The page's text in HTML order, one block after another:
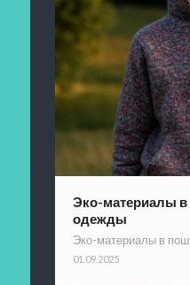
Эко-материалы
одежды
Эко-материалы в
01.09.2025